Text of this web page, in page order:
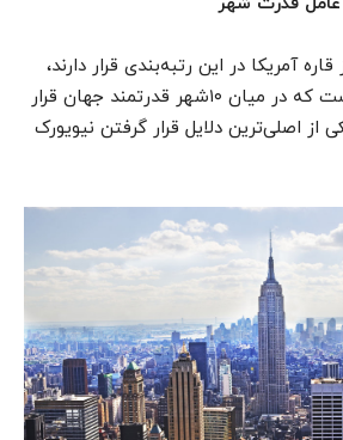
از قاره آمریکا در این رتبه‌بندی قرار دارند،
نیویورک تنها شهری است که در میان ۱۰شهر قدرتمند جهان قرار
از اصلی‌ترین دلایل قرار گرفتن نیویورک